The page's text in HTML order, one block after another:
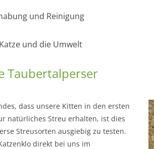
und Reinigung
und die Umwelt
Taubertalperser
dass unsere Kitten in den ersten
natürliches Streu erhalten, ist dies
Streusorten ausgiebig zu testen.
direkt bei uns im